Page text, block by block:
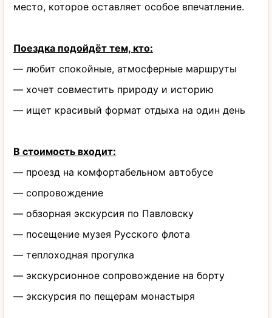
место, которое оставляет особое впечатление.
Поездка подойдёт тем, кто:
— любит спокойные, атмосферные маршруты
— хочет совместить природу и историю
— ищет красивый формат отдыха на один день
В стоимость входит:
— проезд на комфортабельном автобусе
— сопровождение
— обзорная экскурсия по Павловску
— посещение музея Русского флота
— теплоходная прогулка
— экскурсионное сопровождение на борту
— экскурсия по пещерам монастыря